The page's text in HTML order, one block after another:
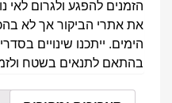
הזמנים להפגע ולגרום
את אתרי הביקור אך לא
הימים. ייתכנו שינויים
בהתאם לתנאים בשטח